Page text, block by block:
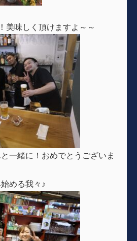
美味しく頂けますよ～～
一緒に！おめでとうございま
める我々♪